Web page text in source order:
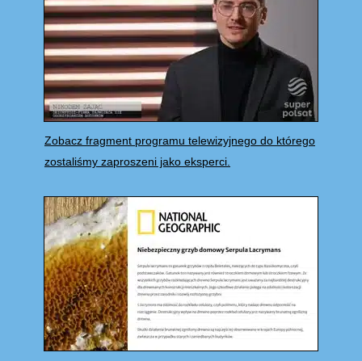
Zobacz fragment programu telewizyjnego do którego
zostaliśmy zaproszeni jako eksperci.